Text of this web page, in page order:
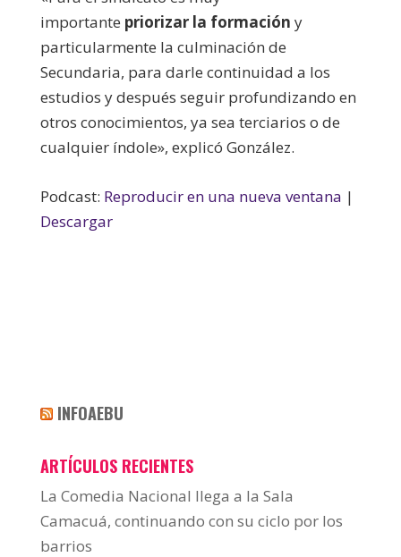
importante priorizar la formación y
particularmente la culminación de
Secundaria, para darle continuidad a los
estudios y después seguir profundizando en
otros conocimientos, ya sea terciarios o de
cualquier índole», explicó González.
Podcast: Reproducir en una nueva ventana |
Descargar
INFOAEBU
ARTÍCULOS RECIENTES
La Comedia Nacional llega a la Sala
Camacuá, continuando con su ciclo por los
barrios